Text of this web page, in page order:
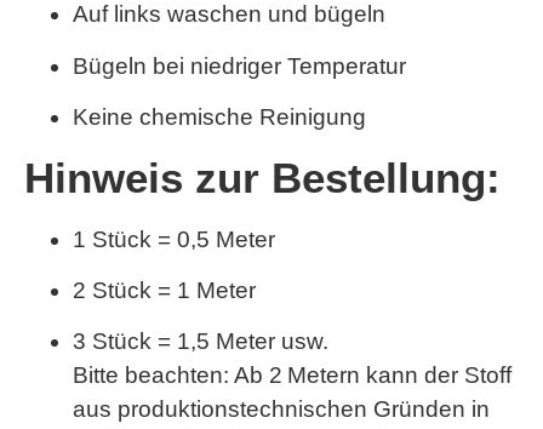
Auf links waschen und bügeln
Bügeln bei niedriger Temperatur
Keine chemische Reinigung
Hinweis zur Bestellung:
1 Stück = 0,5 Meter
2 Stück = 1 Meter
3 Stück = 1,5 Meter usw.
Bitte beachten: Ab 2 Metern kann der Stoff
aus produktionstechnischen Gründen in